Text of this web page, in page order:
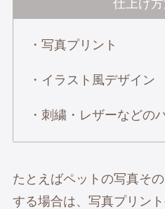
仕上げ
・写真プリント
・イラスト風デザイン
・刺繍・レザーなど
たとえばペットの写真そ
する場合は、写真プリン